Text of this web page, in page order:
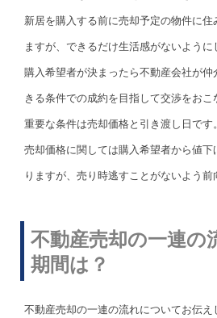
新居を購入する前に売却予定の物件に
ますが、できるだけ生活感がないように
購入希望者が決まったら不動産会社が
きる条件での成約を目指して交渉をおこ
重要な条件は売却価格と引き渡し日です。
売却価格に関しては購入希望者から値下
りますが、売り時逃すことがないよう前
不動産売却の一連の
期間は？
不動産売却の一連の流れについてお伝